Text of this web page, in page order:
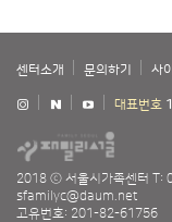
센터소개 문의하기 사
대표번호
2018 ⓒ 서울시가족센터 T:
sfamilyc@daum.net
고유번호: 201-82-61756